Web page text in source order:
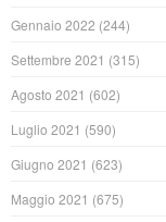
Gennaio 2022 (244)
Settembre 2021 (315)
Agosto 2021 (602)
Luglio 2021 (590)
Giugno 2021 (623)
Maggio 2021 (675)